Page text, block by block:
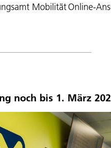
Mobilität Online-
noch bis 1. März